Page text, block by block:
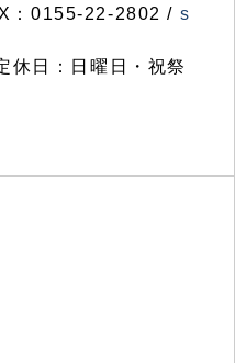
：0155-22-2802 / s
日：日曜日・祝祭